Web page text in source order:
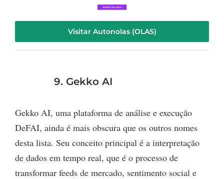
Visitar Autonolas (OLAS)
9. Gekko AI
Gekko AI, uma plataforma de análise e execução
DeFAI, ainda é mais obscura que os outros nomes
desta lista. Seu conceito principal é a interpretação
de dados em tempo real, que é o processo de
transformar feeds de mercado, sentimento social e